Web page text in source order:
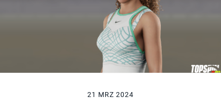
21 MRZ 2024